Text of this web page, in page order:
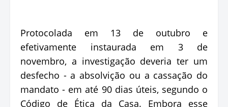
Protocolada em 13 de outubro e
efetivamente instaurada em 3 de
novembro, a investigação deveria ter um
desfecho - a absolvição ou a cassação do
mandato - em até 90 dias úteis, segundo o
Código de Ética da Casa. Embora esse